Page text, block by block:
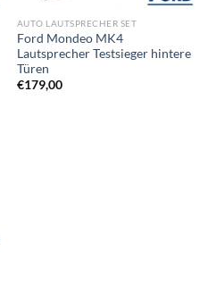
AUTO LAUTSPRECHER SET
Ford Mondeo MK4
Lautsprecher Testsieger hintere
Türen
€179,00